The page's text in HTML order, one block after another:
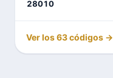
28010
Ver los 63 códigos →